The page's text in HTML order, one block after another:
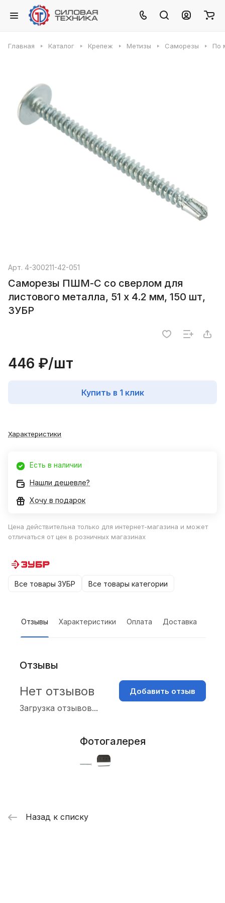
Главная Каталог Крепеж Метизы Саморезы По
Арт. 4-300211-42-051
Саморезы ПШМ-С со сверлом для
листового металла, 51 х 4.2 мм, 150 шт,
ЗУБР
446 ₽/шт
Купить в 1 клик
Характеристики
Есть в наличии
Нашли дешевле?
Хочу в подарок
Цена действительна только для интернет-магазина и может
отличаться от цен в розничных магазинах
Все товары ЗУБР Все товары категории
Отзывы Характеристики Оплата Доставка
Отзывы
Загрузка отзывов...
Нет отзывов Добавить отзыв
Фотогалерея
Назад к списку